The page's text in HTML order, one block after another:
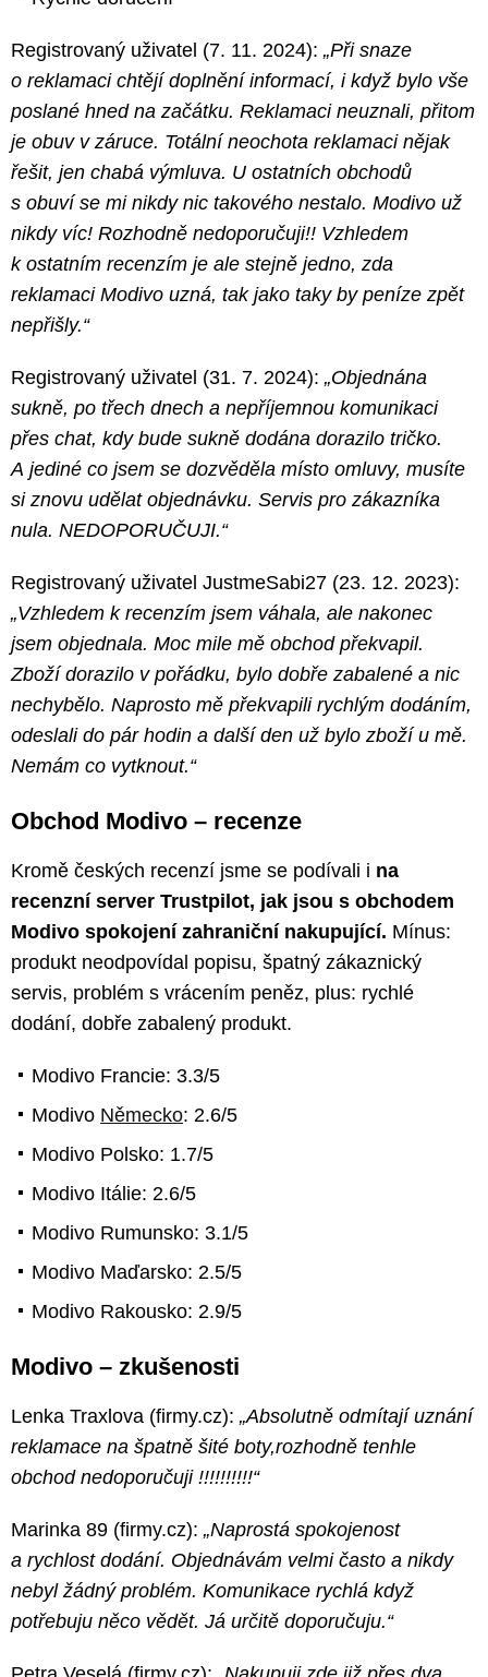
Registrovaný uživatel (7. 11. 2024): „Při snaze
o reklamaci chtějí doplnění informací, i když bylo vše
poslané hned na začátku. Reklamaci neuznali, přitom
je obuv v záruce. Totální neochota reklamaci nějak
řešit, jen chabá výmluva. U ostatních obchodů
s obuví se mi nikdy nic takového nestalo. Modivo už
nikdy víc! Rozhodně nedoporučuji!! Vzhledem
k ostatním recenzím je ale stejně jedno, zda
reklamaci Modivo uzná, tak jako taky by peníze zpět
nepřišly.“
Registrovaný uživatel (31. 7. 2024): „Objednána
sukně, po třech dnech a nepříjemnou komunikaci
přes chat, kdy bude sukně dodána dorazilo tričko.
A jediné co jsem se dozvěděla místo omluvy, musíte
si znovu udělat objednávku. Servis pro zákazníka
nula. NEDOPORUČUJI.“
Registrovaný uživatel JustmeSabi27 (23. 12. 2023):
„Vzhledem k recenzím jsem váhala, ale nakonec
jsem objednala. Moc mile mě obchod překvapil.
Zboží dorazilo v pořádku, bylo dobře zabalené a nic
nechybělo. Naprosto mě překvapili rychlým dodáním,
odeslali do pár hodin a další den už bylo zboží u mě.
Nemám co vytknout.“
Obchod Modivo – recenze
Kromě českých recenzí jsme se podívali i na
recenzní server Trustpilot, jak jsou s obchodem
Modivo spokojení zahraniční nakupující. Mínus:
produkt neodpovídal popisu, špatný zákaznický
servis, problém s vrácením peněz, plus: rychlé
dodání, dobře zabalený produkt.
Modivo Francie: 3.3/5
Modivo Německo: 2.6/5
Modivo Polsko: 1.7/5
Modivo Itálie: 2.6/5
Modivo Rumunsko: 3.1/5
Modivo Maďarsko: 2.5/5
Modivo Rakousko: 2.9/5
Modivo – zkušenosti
Lenka Traxlova (firmy.cz): „Absolutně odmítají uznání
reklamace na špatně šité boty,rozhodně tenhle
obchod nedoporučuji !!!!!!!!!!“
Marinka 89 (firmy.cz): „Naprostá spokojenost
a rychlost dodání. Objednávám velmi často a nikdy
nebyl žádný problém. Komunikace rychlá když
potřebuju něco vědět. Já určitě doporučuju.“